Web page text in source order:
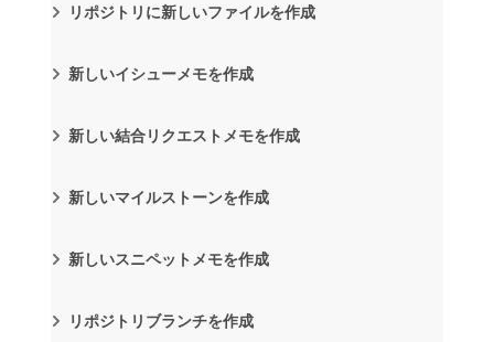
リポジトリに新しいファイルを作成
新しいイシューメモを作成
新しい結合リクエストメモを作成
新しいマイルストーンを作成
新しいスニペットメモを作成
リポジトリブランチを作成